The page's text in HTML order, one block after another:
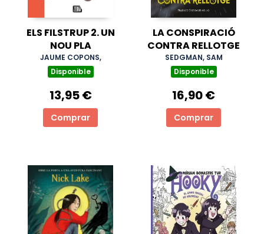
ELS FILSTRUP 2. UN
NOU PLA
JAUME COPONS,
Disponible
13,95 €
Comprar
LA CONSPIRACIÓ
CONTRA RELLOTGE
SEDGMAN, SAM
Disponible
16,90 €
Comprar